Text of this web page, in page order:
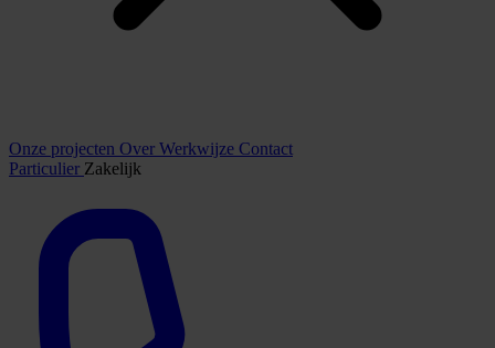
Onze projecten Over Werkwijze Contact
Particulier Zakelijk